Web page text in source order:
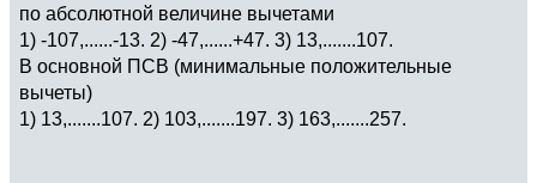
по абсолютной величине вычетами
1) -107,......-13. 2) -47,......+47. 3) 13,.......107.
В основной ПСВ (минимальные положительные
вычеты)
1) 13,.......107. 2) 103,.......197. 3) 163,.......257.